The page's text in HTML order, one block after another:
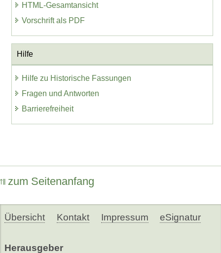
HTML-Gesamtansicht
Vorschrift als PDF
Hilfe
Hilfe zu Historische Fassungen
Fragen und Antworten
Barrierefreiheit
zum Seitenanfang
Übersicht Kontakt Impressum eSignatur
Herausgeber